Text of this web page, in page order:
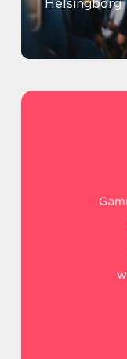
Helsingborg